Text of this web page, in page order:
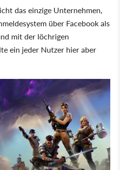
das einzige Unternehmen,
über Facebook als
mit der löchrigen
ein jeder Nutzer hier aber